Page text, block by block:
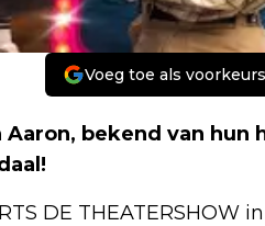
Voeg toe als
bekend van hun
DE THEATERSHOW